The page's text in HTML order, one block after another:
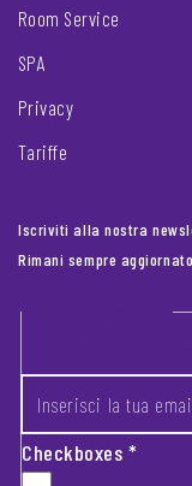
Room Service
SPA
Privacy
Tariffe
Iscriviti alla nostra
Rimani sempre
Footer newsletter
Checkboxes*